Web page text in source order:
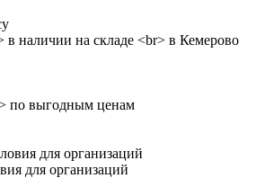
для организаций